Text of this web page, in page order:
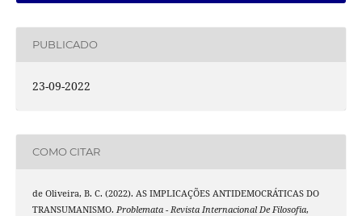
PUBLICADO
23-09-2022
COMO CITAR
de Oliveira, B. C. (2022). AS IMPLICAÇÕES ANTIDEMOCRÁTICAS DO
TRANSUMANISMO. Problemata - Revista Internacional De Filosofia,